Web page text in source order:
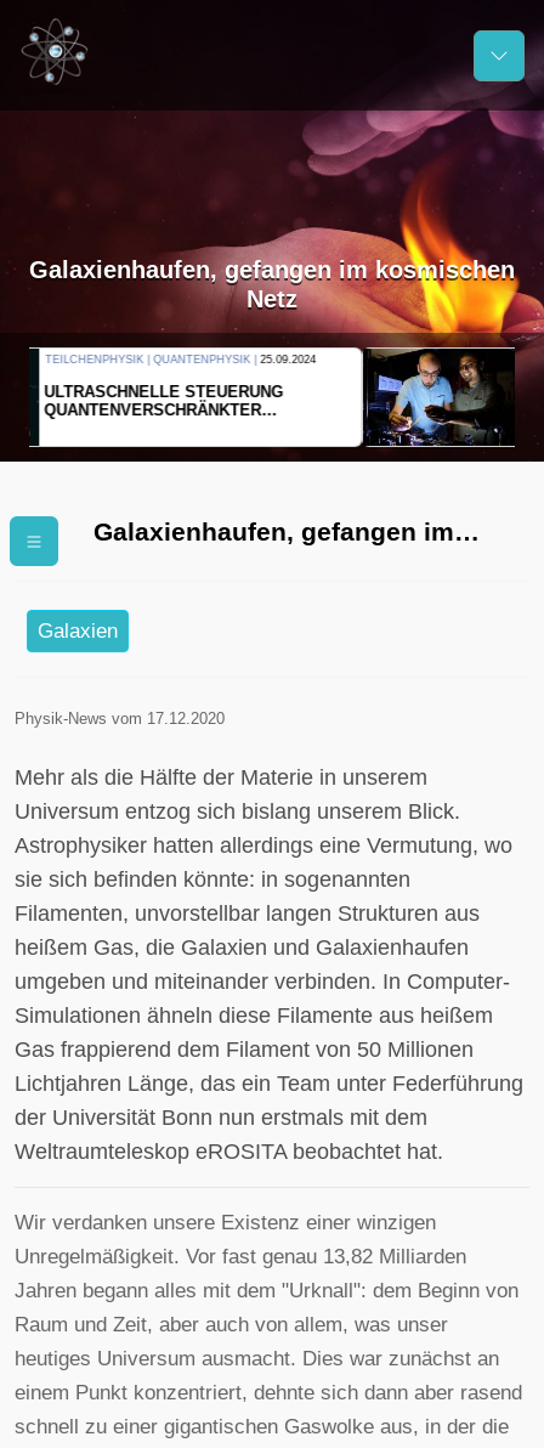
Galaxienhaufen, gefangen im kosmischen
Netz
THERMODYNAMIK | WELLENLEHRE | 23.09.2024
FORSCHER ERZEUGEN
EINDIMENSIONALES GAS AUS LICHT
Galaxienhaufen, gefangen im
Galaxien
Physik-News vom 17.12.2020
Mehr als die Hälfte der Materie in unserem
Universum entzog sich bislang unserem Blick.
Astrophysiker hatten allerdings eine Vermutung, wo
sie sich befinden könnte: in sogenannten
Filamenten, unvorstellbar langen Strukturen aus
heißem Gas, die Galaxien und Galaxienhaufen
umgeben und miteinander verbinden. In Computer-
Simulationen ähneln diese Filamente aus heißem
Gas frappierend dem Filament von 50 Millionen
Lichtjahren Länge, das ein Team unter Federführung
der Universität Bonn nun erstmals mit dem
Weltraumteleskop eROSITA beobachtet hat.
Wir verdanken unsere Existenz einer winzigen
Unregelmäßigkeit. Vor fast genau 13,82 Milliarden
Jahren begann alles mit dem "Urknall": dem Beginn von
Raum und Zeit, aber auch von allem, was unser
heutiges Universum ausmacht. Dies war zunächst an
einem Punkt konzentriert, dehnte sich dann aber rasend
schnell zu einer gigantischen Gaswolke aus, in der die